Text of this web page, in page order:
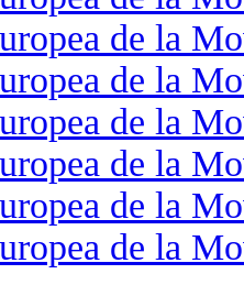
de la
de la
de la
de la
de la
de la